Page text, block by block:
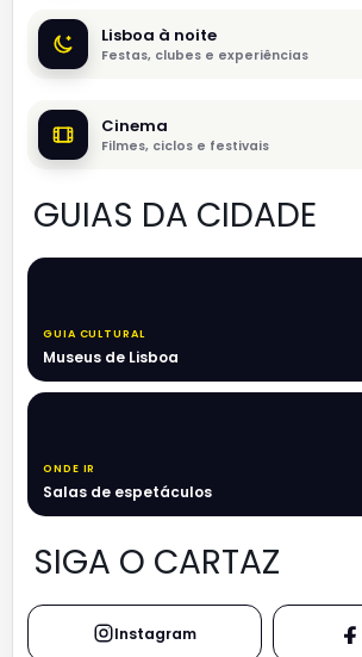
Lisboa à noite
Festas, clubes e experiências
Cinema
Filmes, ciclos e festivais
GUIAS DA CIDADE
GUIA CULTURAL
Museus de Lisboa
ONDE IR
Salas de espetáculos
SIGA O CARTAZ
Instagram